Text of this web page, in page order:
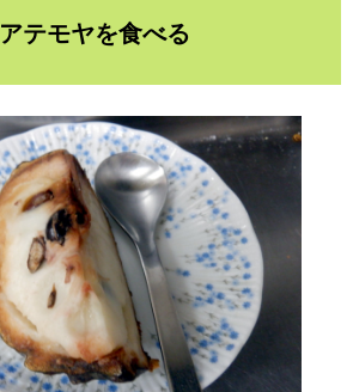
アテモヤを食べる